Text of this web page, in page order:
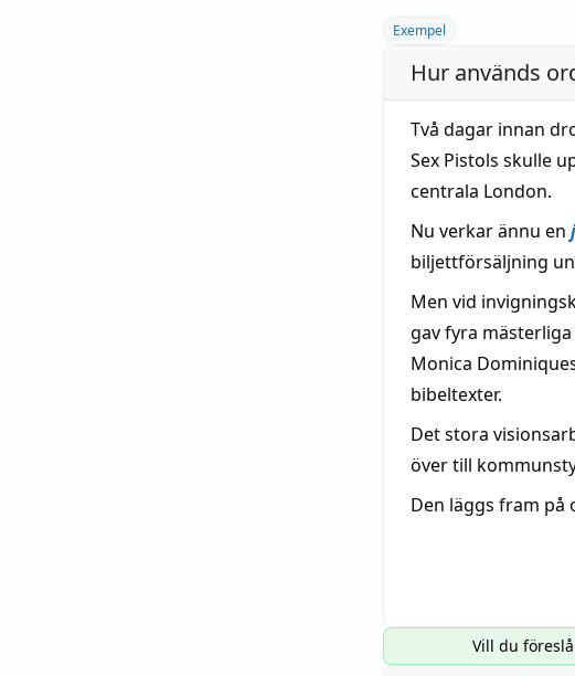
Exempel
Hur används
Två dagar innan
Sex Pistols skulle
centrala London.
Nu verkar ännu en
biljettförsäljning
Men vid
gav fyra
Monica
bibeltexter.
Det stora
över till
Den läggs fram på
Vill du